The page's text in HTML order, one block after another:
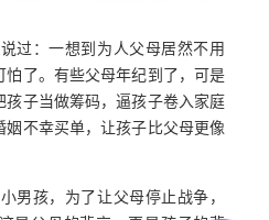
过：一想到为人父母居然不用
了。有些父母年纪到了，可是
子当做筹码，逼孩子卷入家庭
不幸买单，让孩子比父母更像
男孩，为了让父母停止战争，